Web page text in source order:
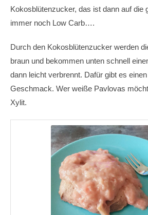
Kokosblütenzucker, das ist dann auf die
immer noch Low Carb….
Durch den Kokosblütenzucker werden
braun und bekommen unten schnell
dann leicht verbrennt. Dafür gibt es
Geschmack. Wer weiße Pavlovas
Xylit.